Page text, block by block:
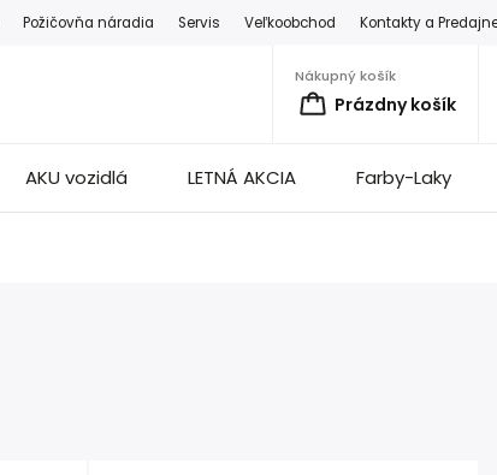
Požičovňa náradia Servis Veľkoobchod Kontakty a
Nákupný košík
Prázdny košík
AKU vozidlá LETNÁ AKCIA Farby-Laky